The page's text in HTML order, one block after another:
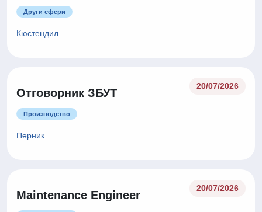
Други сфери
Кюстендил
Отговорник ЗБУТ
20/07/2026
Производство
Перник
Maintenance Engineer
20/07/2026